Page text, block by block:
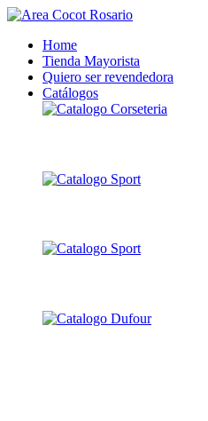
Home
Tienda Mayorista
Quiero ser revendedora
Catálogos